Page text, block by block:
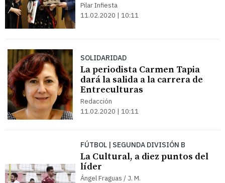
Pilar Infiesta
11.02.2020 | 10:11
SOLIDARIDAD
La periodista Carmen Tapia
dará la salida a la carrera de
Entreculturas
Redacción
11.02.2020 | 10:11
FÚTBOL | SEGUNDA DIVISIÓN B
La Cultural, a diez puntos del
líder
Ángel Fraguas / J. M.